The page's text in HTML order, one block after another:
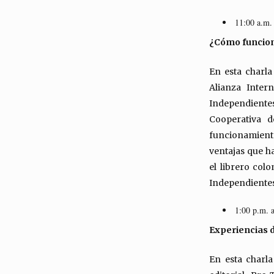
11:00
¿Cómo
En esta
Alianza
Cooperativa
ventajas que
el librero
1:00 p.m.
Experiencias
En esta